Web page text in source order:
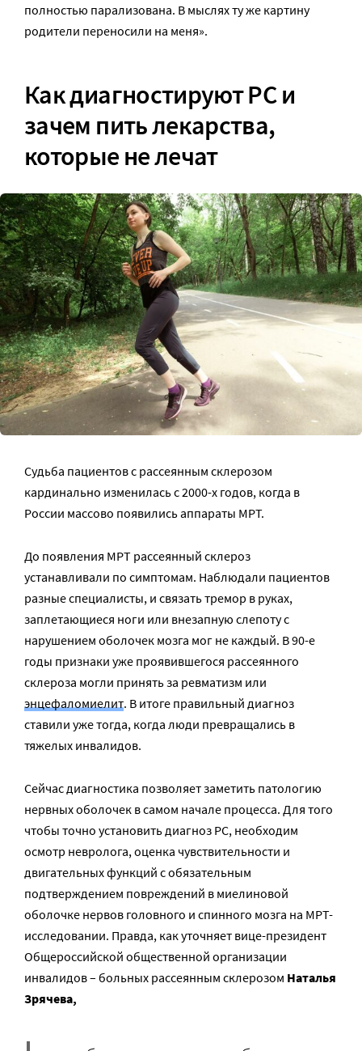
полностью парализована. В мыслях ту же картину
родители переносили на меня».
Как диагностируют РС и
зачем пить лекарства,
которые не лечат
Судьба пациентов с рассеянным склерозом
кардинально изменилась с 2000-х годов, когда в
России массово появились аппараты МРТ.
До появления МРТ рассеянный склероз
устанавливали по симптомам. Наблюдали пациентов
разные специалисты, и связать тремор в руках,
заплетающиеся ноги или внезапную слепоту с
нарушением оболочек мозга мог не каждый. В 90-е
годы признаки уже проявившегося рассеянного
склероза могли принять за ревматизм или
энцефаломиелит. В итоге правильный диагноз
ставили уже тогда, когда люди превращались в
тяжелых инвалидов.
Сейчас диагностика позволяет заметить патологию
нервных оболочек в самом начале процесса. Для того
чтобы точно установить диагноз РС, необходим
осмотр невролога, оценка чувствительности и
двигательных функций с обязательным
подтверждением повреждений в миелиновой
оболочке нервов головного и спинного мозга на МРТ-
исследовании. Правда, как уточняет вице-президент
Общероссийской общественной организации
инвалидов – больных рассеянным склерозом Наталья
Зрячева,